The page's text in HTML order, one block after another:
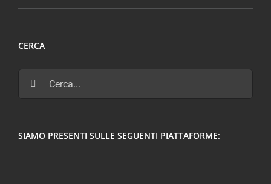
CERCA
Cerca
per:
SIAMO PRESENTI SULLE SEGUENTI PIATTAFORME: